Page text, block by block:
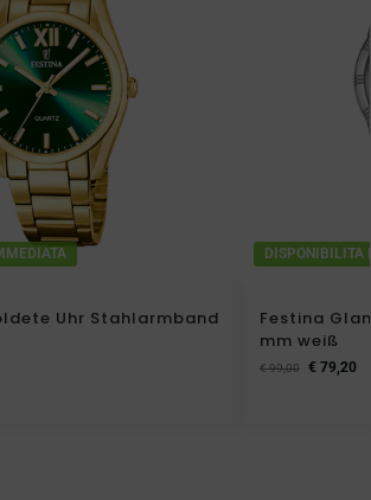
Uhr Stahlarmband
DISPONIBILITA
Festina
mm weiß
€99,00 € 79,20